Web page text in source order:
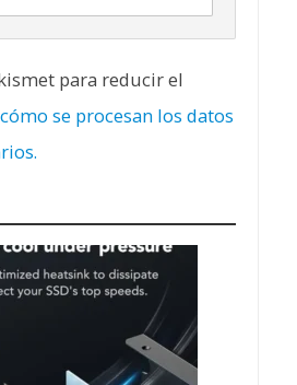
para reducir el
se procesan los datos